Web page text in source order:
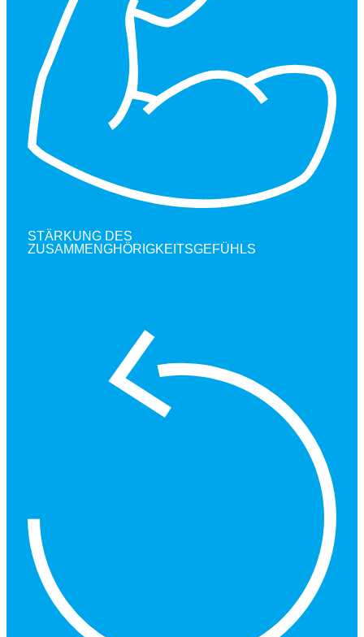
STÄRKUNG DES
ZUSAMMENGHÖRIGKEITSGEFÜHLS